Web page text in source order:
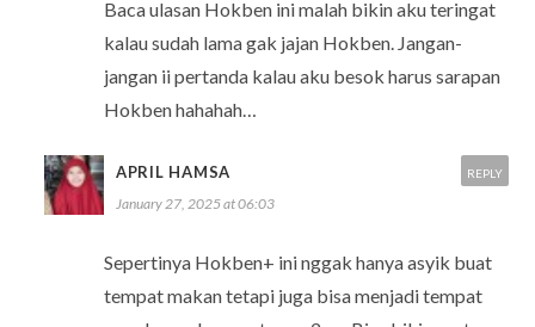
Baca ulasan Hokben ini malah bikin aku teringat
kalau sudah lama gak jajan Hokben. Jangan-
jangan ii pertanda kalau aku besok harus sarapan
Hokben hahahah…
APRIL HAMSA
January 27, 2025 at 06:03
Sepertinya Hokben+ ini nggak hanya asyik buat
tempat makan tetapi juga bisa menjadi tempat
REPLY